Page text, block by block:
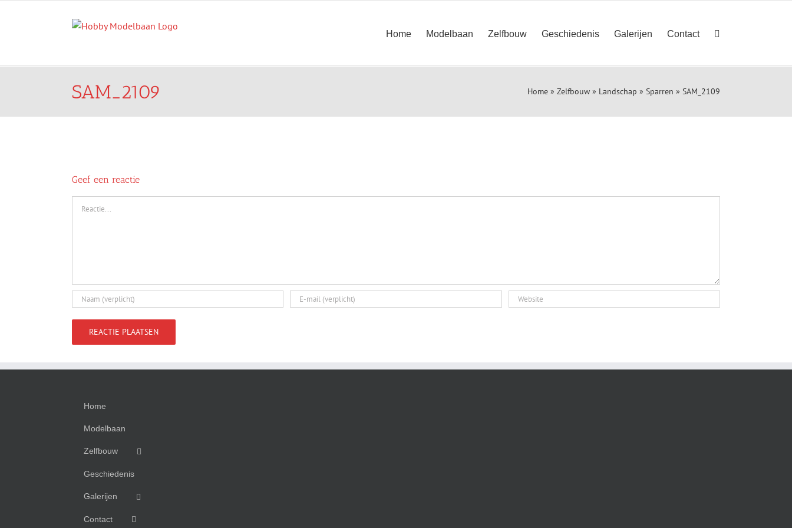
Home Modelbaan Zelfbouw Geschiedenis Galerijen Contact
SAM_2109 Home » Zelfbouw » Landschap » Sparren » SAM_2109
Geef een reactie
Home
Modelbaan
Zelfbouw
Geschiedenis
Galerijen
Contact